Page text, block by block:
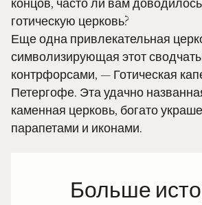
готическую церковь?
Еще одна привлекательная
символизирующая этот
контрфорсами, — Готическая
Петергофе. Эта удачно
каменная церковь, богато
парапетами и иконами.
Больше